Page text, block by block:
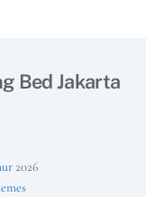
Bed Jakarta
2026